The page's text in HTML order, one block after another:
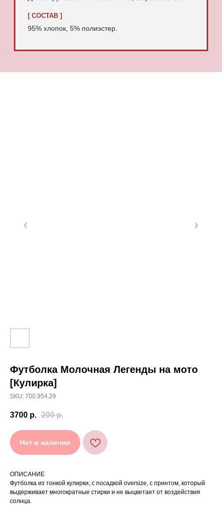
Футболка Молочная Легенды на мото
[Кулирка]
SKU: 700.954.29
3700 р. 200 р.
Нет в наличии
ОПИСАНИЕ
Футболка из тонкой кулирки, с посадкой oversize, с принтом, который
выдерживает многократные стирки и не выцветает от воздействия
солнца.
РЕКОМЕНДАЦИИ
ПО УХОДУ
[ УХОД ]
Стирайте изделия в специальном мешке для
сохранения цвета и принта на режиме
«Деликатная машинная стирка» при
температуре 30 °C и отжиме до 600 оборотов.
Не используйте агрессивные моющие средства
и отбеливатели, при повышенном загрязнении
обратитесь в химчистку.
01
03
04